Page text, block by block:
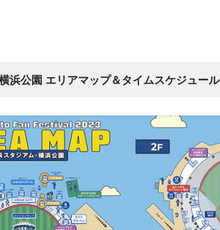
浜公園 エリアマップ＆タイムスケジュール